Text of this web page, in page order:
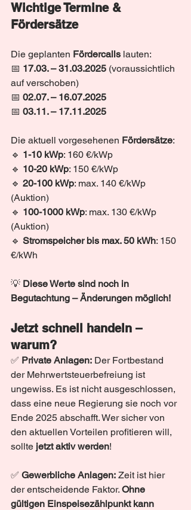
Wichtige Termine &
Fördersätze
Die geplanten Fördercalls lauten:
📅 17.03. – 31.03.2025 (voraussichtlich
auf verschoben)
📅 02.07. – 16.07.2025
📅 03.11. – 17.11.2025
Die aktuell vorgesehenen Fördersätze:
🔹 1-10 kWp: 160 €/kWp
🔹 10-20 kWp: 150 €/kWp
🔹 20-100 kWp: max. 140 €/kWp
(Auktion)
🔹 100-1000 kWp: max. 130 €/kWp
(Auktion)
🔹 Stromspeicher bis max. 50 kWh: 150
€/kWh
💡 Diese Werte sind noch in
Begutachtung – Änderungen möglich!
Jetzt schnell handeln –
warum?
✅ Private Anlagen: Der Fortbestand
der Mehrwertsteuerbefreiung ist
ungewiss. Es ist nicht ausgeschlossen,
dass eine neue Regierung sie noch vor
Ende 2025 abschafft. Wer sicher von
den aktuellen Vorteilen profitieren will,
sollte jetzt aktiv werden!
✅ Gewerbliche Anlagen: Zeit ist hier
der entscheidende Faktor. Ohne
gültigen Einspeisezählpunkt kann